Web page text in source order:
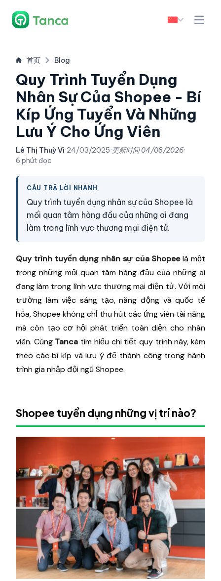
首页 Blog
Quy Trình Tuyển Dụng
Nhân Sự Của Shopee - Bí
Kíp Ứng Tuyển Và Những
Lưu Ý Cho Ứng Viên
Lê Thị Thuỳ Vi·24/03/2025· 更新时间04/08/2026·
6 phút đọc
CÂU TRẢ LỜI NHANH
Quy trình tuyển dụng nhân sự của Shopee là
mối quan tâm hàng đầu của những ai đang
làm trong lĩnh vực thương mại điện tử.
Quy trình tuyển dụng nhân sự của Shopeelà một
trong những mối quan tâm hàng đầu của những ai
đang làm trong lĩnh vực thương mại điện tử. Với môi
trường làm việc sáng tạo, năng động và quốc tế
hóa, Shopee không chỉ thu hút các ứng viên tài năng
mà còn tạo cơ hội phát triển toàn diện cho nhân
viên. Cùng Tanca tìm hiểu chi tiết quy trình này, kèm
theo các bí kíp và lưu ý để thành công trong hành
trình gia nhập đội ngũ Shopee.
Shopee tuyển dụng những vị trí nào?